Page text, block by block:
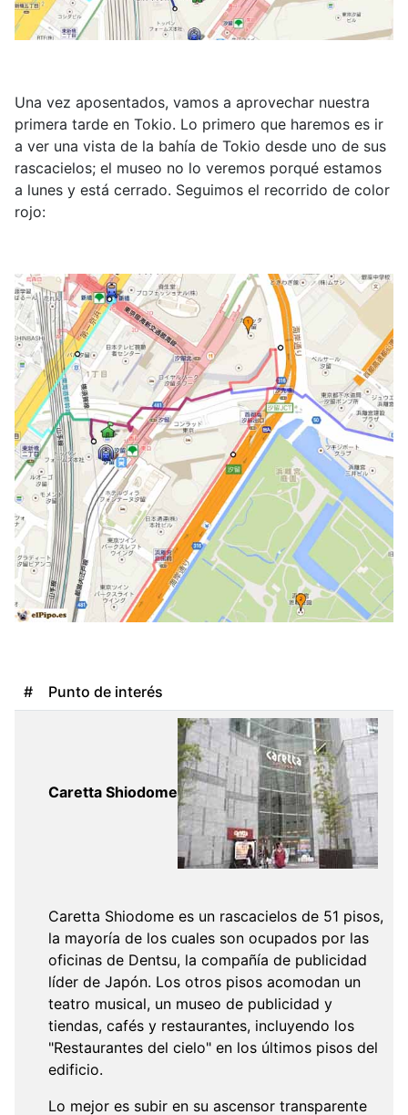
Una vez aposentados, vamos a aprovechar nuestra
primera tarde en Tokio. Lo primero que haremos es ir
a ver una vista de la bahía de Tokio desde uno de sus
rascacielos; el museo no lo veremos porqué estamos
a lunes y está cerrado. Seguimos el recorrido de color
rojo:
# Punto de interés
Caretta Shiodome
Caretta Shiodome es un rascacielos de 51 pisos,
la mayoría de los cuales son ocupados por las
oficinas de Dentsu, la compañía de publicidad
líder de Japón. Los otros pisos acomodan un
teatro musical, un museo de publicidad y
tiendas, cafés y restaurantes, incluyendo los
"Restaurantes del cielo" en los últimos pisos del
edificio.
Lo mejor es subir en su ascensor transparente